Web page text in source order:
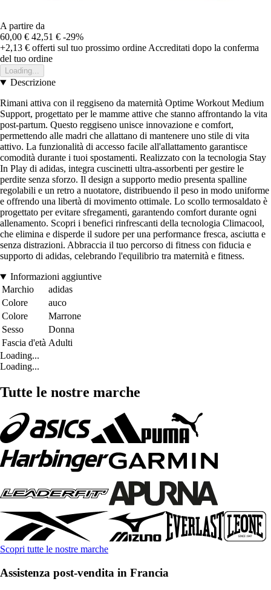
A partire da
60,00 € 42,51 € -29%
+2,13 € offerti sul tuo prossimo ordineAccreditati dopo la conferma
del tuo ordine
Loading...
Descrizione
Rimani attiva con il reggiseno da maternità Optime Workout Medium
Support, progettato per le mamme attive che stanno affrontando la vita
post-partum. Questo reggiseno unisce innovazione e comfort,
permettendo alle madri che allattano di mantenere uno stile di vita
attivo. La funzionalità di accesso facile all'allattamento garantisce
comodità durante i tuoi spostamenti. Realizzato con la tecnologia Stay
In Play di adidas, integra cuscinetti ultra-assorbenti per gestire le
perdite senza sforzo. Il design a supporto medio presenta spalline
regolabili e un retro a nuotatore, distribuendo il peso in modo uniforme
e offrendo una libertà di movimento ottimale. Lo scollo termosaldato è
progettato per evitare sfregamenti, garantendo comfort durante ogni
allenamento. Scopri i benefici rinfrescanti della tecnologia Climacool,
che elimina e disperde il sudore per una performance fresca, asciutta e
senza distrazioni. Abbraccia il tuo percorso di fitness con fiducia e
supporto di adidas, celebrando l'equilibrio tra maternità e fitness.
Informazioni aggiuntive
Marchio
adidas
Colore
auco
Colore
Marrone
Sesso
Donna
Fascia d'età Adulti
Loading...
Loading...
Tutte le nostre marche
Scopri tutte le nostre marche
Assistenza post-vendita in Francia